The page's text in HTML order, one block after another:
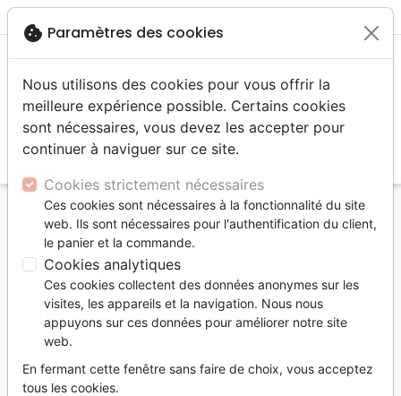
menu
Accueil Livres
Edification
Communiquer l'évangile aujourd'hui - le modèle
incontournable de la bible pour tout chrétien
Communiquer l'Évangile aujourd'hui
Le modèle incontournable de la Bible
pour tout chrétien
Marc van de Wouwer
cookie Paramètres des cookies
Nous utilisons des cookies pour vous offrir la
meilleure expérience possible. Certains cookies
sont nécessaires, vous devez les accepter pour
continuer à naviguer sur ce site.
Cookies strictement nécessaires
Ces cookies sont nécessaires à la fonctionnalité du site
web. Ils sont nécessaires pour l'authentification du client,
le panier et la commande.
Cookies analytiques
Ces cookies collectent des données anonymes sur les
visites, les appareils et la navigation. Nous nous
appuyons sur ces données pour améliorer notre site
web.
En fermant cette fenêtre sans faire de choix, vous acceptez
tous les cookies.